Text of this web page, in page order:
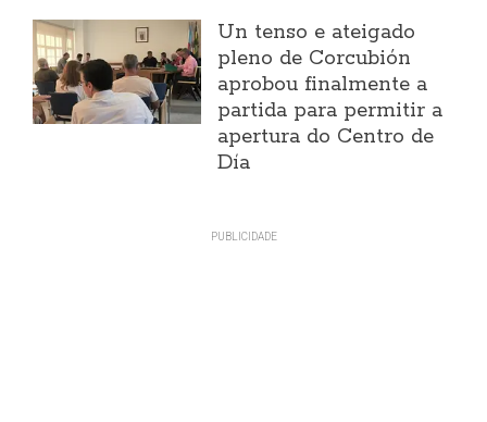
Un tenso e ateigado
pleno de Corcubión
aprobou finalmente a
partida para permitir a
apertura do Centro de
Día